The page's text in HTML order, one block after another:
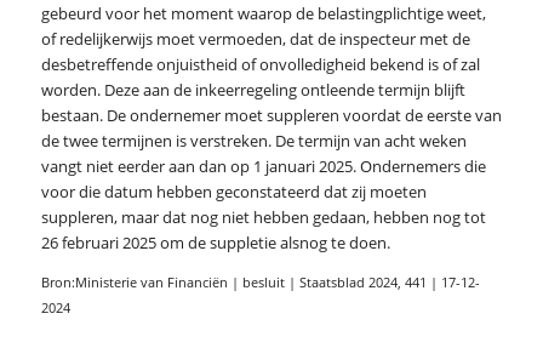
gebeurd voor het moment waarop de belastingplichtige weet,
of redelijkerwijs moet vermoeden, dat de inspecteur met de
desbetreffende onjuistheid of onvolledigheid bekend is of zal
worden. Deze aan de inkeerregeling ontleende termijn blijft
bestaan. De ondernemer moet suppleren voordat de eerste van
de twee termijnen is verstreken. De termijn van acht weken
vangt niet eerder aan dan op 1 januari 2025. Ondernemers die
voor die datum hebben geconstateerd dat zij moeten
suppleren, maar dat nog niet hebben gedaan, hebben nog tot
26 februari 2025 om de suppletie alsnog te doen.
Bron:Ministerie van Financiën | besluit | Staatsblad 2024, 441 | 17-12-
2024